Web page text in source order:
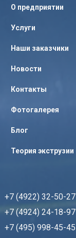
О предприятии
Услуги
Наши заказчики
Новости
Контакты
Фотогалерея
Блог
Теория экструзии
+7 (4922) 32-50-27
+7 (4924) 24-18-97
+7 (495) 998-45-45